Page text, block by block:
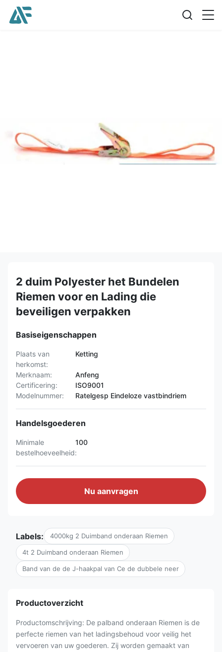
2 duim Polyester het Bundelen
Riemen voor en Lading die
beveiligen verpakken
Basiseigenschappen
Plaats van
herkomst:
Ketting
Merknaam:
Anfeng
Certificering:
ISO9001
Modelnummer:
Ratelgesp Eindeloze vastbindriem
Handelsgoederen
Minimale
bestelhoeveelheid:
100
Nu aanvragen
Labels: 4000kg 2 Duimband onderaan Riemen
4t 2 Duimband onderaan Riemen
Band van de de J-haakpal van Ce de dubbele neer
Productoverzicht
Productomschrijving: De palband onderaan Riemen is de
perfecte riemen van het ladingsbehoud voor veilig het
vervoeren van uw goederen. Zij worden gemaakt van